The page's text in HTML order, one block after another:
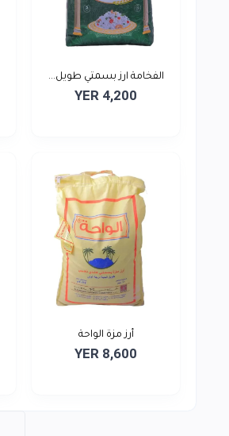
الفخامة ارز بسمتي طويل...
YER 4,200
أرز مزة الواحة
YER 8,600